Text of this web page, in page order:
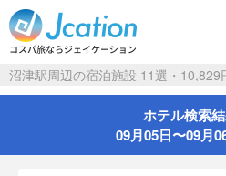
沼津駅周辺の宿泊施設 11選・10,829
ホテル検索
09月05日〜09月